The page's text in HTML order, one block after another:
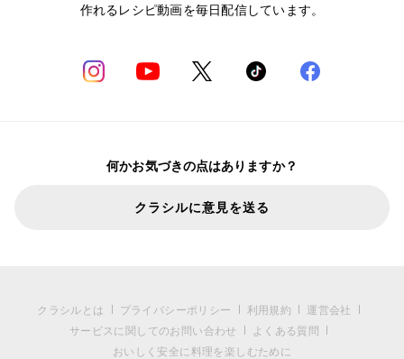
作れるレシピ動画を毎日配信しています。
何かお気づきの点はありますか？
クラシルに意見を送る
クラシルとは プライバシーポリシー 利用規約
運営会社
サービスに関してのお問い合わせ
よくある質問
おいしく安全に料理を楽しむために